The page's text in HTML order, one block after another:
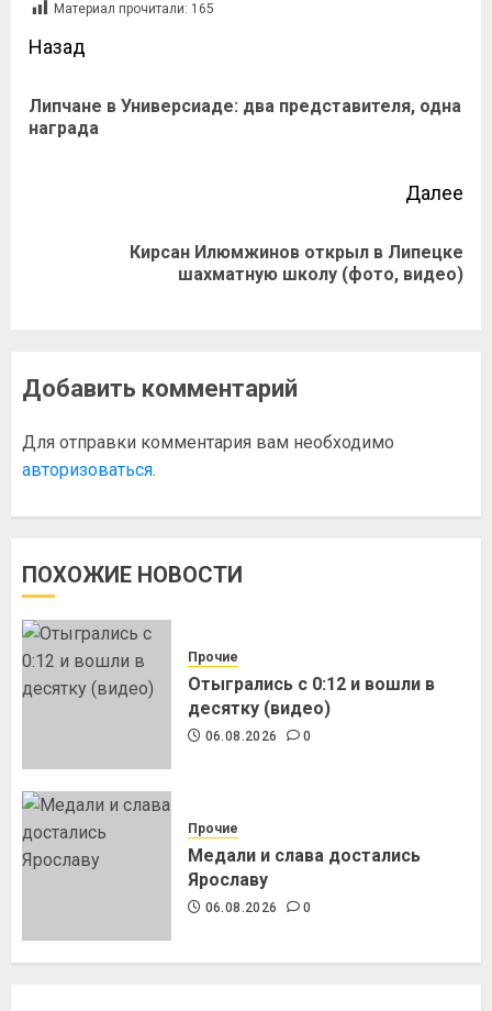
Материал прочитали: 165
Назад
Липчане в Универсиаде: два представителя, одна
награда
Далее
Кирсан Илюмжинов открыл в Липецке
шахматную школу (фото, видео)
Добавить комментарий
Для отправки комментария вам необходимо
авторизоваться.
ПОХОЖИЕ НОВОСТИ
Прочие
Отыгрались с 0:12 и вошли в
десятку (видео)
06.08.2026 0
Прочие
Медали и слава достались
Ярославу
06.08.2026 0